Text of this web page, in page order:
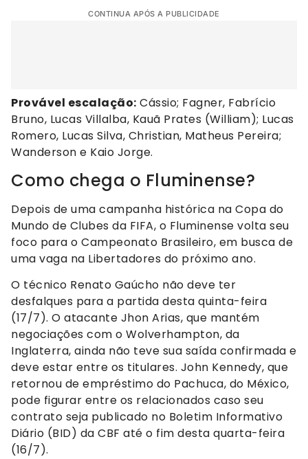
CONTINUA APÓS A PUBLICIDADE
Provável escalação: Cássio; Fagner, Fabrício
Bruno, Lucas Villalba, Kauã Prates (William); Lucas
Romero, Lucas Silva, Christian, Matheus Pereira;
Wanderson e Kaio Jorge.
Como chega o Fluminense?
Depois de uma campanha histórica na Copa do
Mundo de Clubes da FIFA, o Fluminense volta seu
foco para o Campeonato Brasileiro, em busca de
uma vaga na Libertadores do próximo ano.
O técnico Renato Gaúcho não deve ter
desfalques para a partida desta quinta-feira
(17/7). O atacante Jhon Arias, que mantém
negociações com o Wolverhampton, da
Inglaterra, ainda não teve sua saída confirmada e
deve estar entre os titulares. John Kennedy, que
retornou de empréstimo do Pachuca, do México,
pode figurar entre os relacionados caso seu
contrato seja publicado no Boletim Informativo
Diário (BID) da CBF até o fim desta quarta-feira
(16/7).